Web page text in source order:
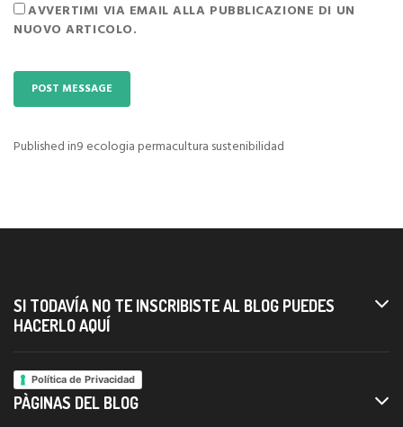
AVVERTIMI VIA EMAIL ALLA PUBBLICAZIONE DI UN
NUOVO ARTICOLO.
Navigazione
Published in9 ecologia permacultura sustenibilidad
SI TODAVÍA NO TE INSCRIBISTE AL BLOG PUEDES
HACERLO AQUÍ
Política de Privacidad
PÀGINAS DEL BLOG